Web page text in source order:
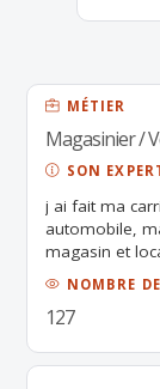
MÉTIER
Magasinier /
SON
j ai fait ma
automobile,
magasin et
responsable
disposition
NOMBRE
127